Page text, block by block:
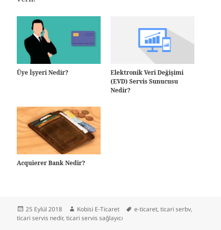
Üye İşyeri Nedir?
Elektronik Veri Değişimi
(EVD) Servis Sunucusu
Nedir?
Acquierer Bank Nedir?
Yayın
tarihi
25 Eylül 2018 Yazar
Kobisi E-Ticaret Etiketler
e-ticaret,ticari serbv,
ticari servis nedir,ticari servis sağlayıcı